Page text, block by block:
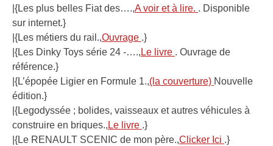
|{Les plus belles Fiat des….,A voir et à lire. . Disponible
sur internet.}
|{Les métiers du rail.,Ouvrage .}
|{Les Dinky Toys série 24 -….,Le livre . Ouvrage de
référence.}
|{L’épopée Ligier en Formule 1.,(la couverture) Nouvelle
édition.}
|{Legodyssée ; bolides, vaisseaux et autres véhicules à
construire en briques.,Le livre .}
|{Le RENAULT SCENIC de mon père.,Clicker Ici .}